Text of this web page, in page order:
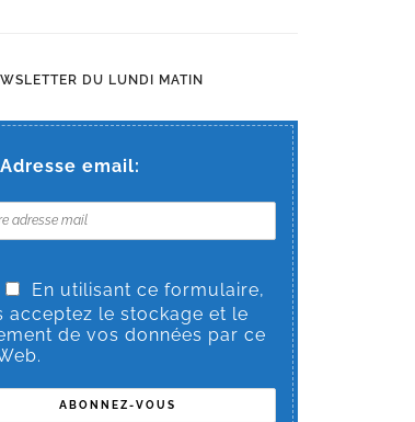
DU LUNDI MATIN
Adresse email:
En utilisant ce formulaire,
acceptez le stockage et le
de vos données par ce